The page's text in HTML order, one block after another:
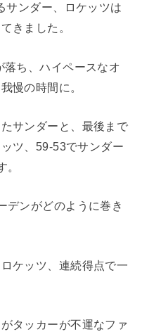
サンダー、ロケッツは
きました。
ち、ハイペースなオ
慢の時間に。
サンダーと、最後まで
ツ、59-53でサンダー
デンがどのように巻き
ケッツ、連続得点で一
タッカーが不運なファ